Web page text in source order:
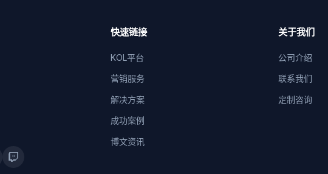
快速链接
KOL平台
营销服务
解决方案
成功案例
博文资讯
关于我们
公司介绍
联系我们
定制咨询